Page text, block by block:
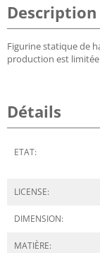
Description
Figurine statique de
production est
Détails
ETAT:
LICENSE:
DIMENSION:
MATIÈRE: